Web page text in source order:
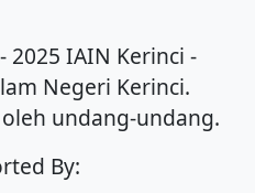
2025 IAIN Kerinci -
Negeri Kerinci.
undang-undang.
By: